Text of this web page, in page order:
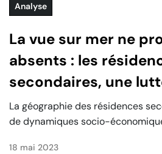
Analyse
La vue sur mer ne
absents : les
secondaires, une
La géographie des résidences
de dynamiques socio-
18 mai 2023